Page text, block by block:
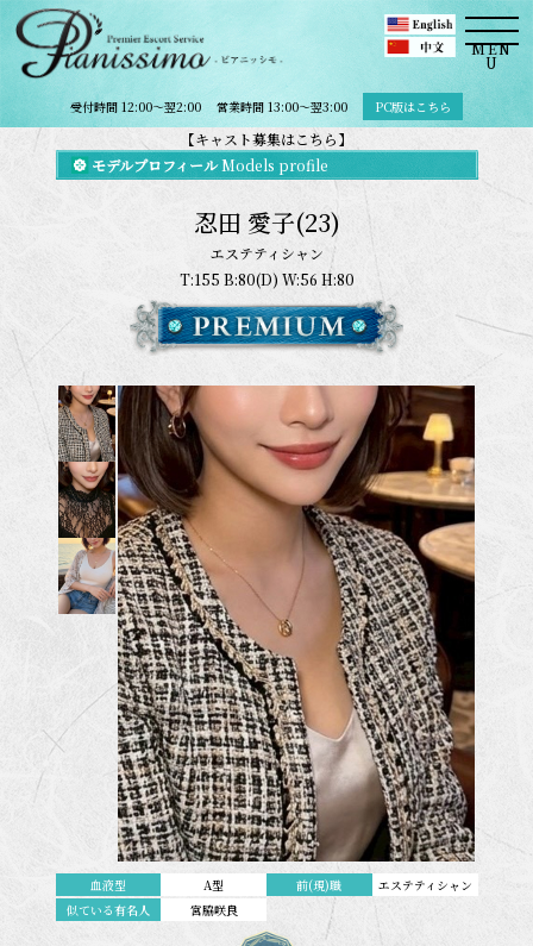
MEN
U
受付時間 12:00～翌2:00 営業時間 13:00～翌3:00 PC版はこちら
【キャスト募集はこちら】
モデルプロフィールModels profile
忍田 愛子(23)
エステティシャン
T:155 B:80(D) W:56 H:80
血液型 A型 前(現)職
エステティシャン
似ている有名人
宮脇咲良